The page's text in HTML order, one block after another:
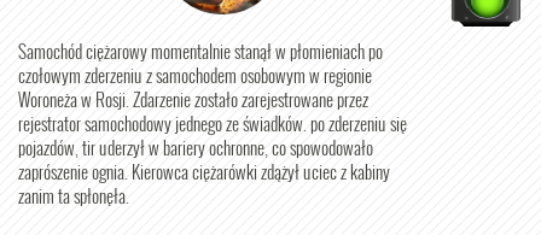
Samochód ciężarowy momentalnie stanął w płomieniach po
czołowym zderzeniu z samochodem osobowym w regionie
Woroneża w Rosji. Zdarzenie zostało zarejestrowane przez
rejestrator samochodowy jednego ze świadków. po zderzeniu się
pojazdów, tir uderzył w bariery ochronne, co spowodowało
zaprószenie ognia. Kierowca ciężarówki zdążył uciec z kabiny
zanim ta spłonęła.